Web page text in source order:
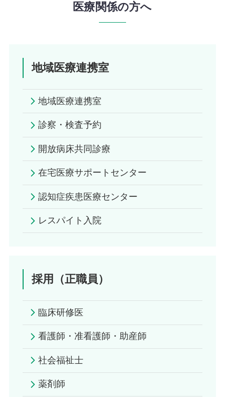
医療関係の方へ
地域医療連携室
地域医療連携室
診察・検査予約
開放病床共同診療
在宅医療サポートセンター
認知症疾患医療センター
レスパイト入院
採用（正職員）
臨床研修医
看護師・准看護師・助産師
社会福祉士
薬剤師